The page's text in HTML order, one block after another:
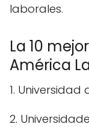
laborales.
La 10
América
1. Universidad
2.